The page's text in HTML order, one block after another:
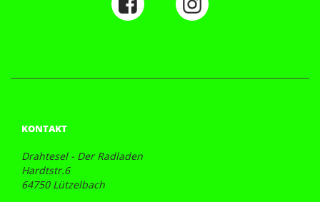
KONTAKT
Drahtesel - Der Radladen
Hardtstr.6
64750 Lützelbach